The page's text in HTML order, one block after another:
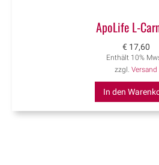
ApoLife L-
€ 17,60
Enthält 10%
zzgl. Versand
In den